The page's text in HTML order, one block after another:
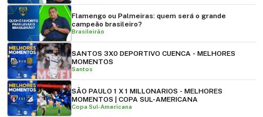
Flamengo ou Palmeiras: quem será o grande
campeão brasileiro?
Brasileirão
SANTOS 3X0 DEPORTIVO CUENCA - MELHORES
MOMENTOS
Santos
SÃO PAULO 1 X 1 MILLONARIOS - MELHORES
MOMENTOS | COPA SUL-AMERICANA
Copa Sul-Americana